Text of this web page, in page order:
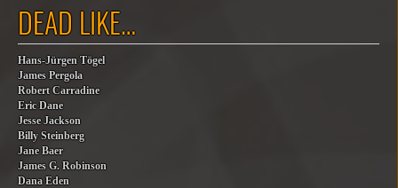
DEAD LIKE…
Hans-Jürgen Tögel
James Pergola
Robert Carradine
Eric Dane
Jesse Jackson
Billy Steinberg
Jane Baer
James G. Robinson
Dana Eden